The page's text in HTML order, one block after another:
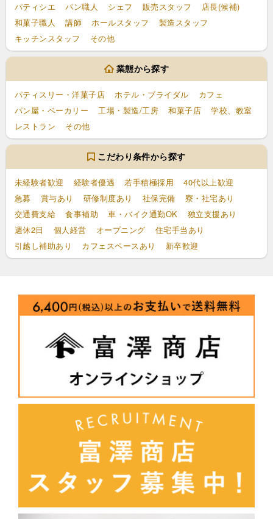
パティシエ パン職人 シェフ 販売スタッフ
店長(候補)
和菓子職人
講師 ホールスタッフ
製造スタッフ
キッチンスタッフ
その他
業態から探す
パティスリー・洋菓子店 ホテル・ブライダル
カフェ
パン屋・ベーカリー
工場・製造/工房 和菓子店
学校、教室
レストラン
その他
こだわり条件から探す
未経験者歓迎 経験者優遇 若手積極採用
40代以上歓迎
急募
賞与あり 研修制度あり 社保完備
寮・社宅あり
交通費支給
食事補助 車・バイク通勤OK
独立支援あり
週休2日
個人経営 オープニング
住宅手当あり
引越し補助あり
カフェスペースあり 新卒歓迎